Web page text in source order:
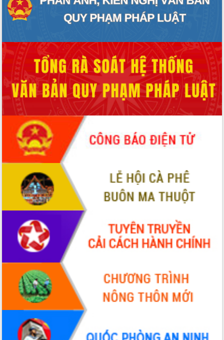
Du lịch Đắk Lắk nâng tầm trải nghiệm
du khách thông qua Hệ thống cơ sở dữ
Tập huấn ứng dụng trí tuệ nhân tạo (AI)
trong thương mại điện tử năm 2026
Đoàn đại biểu Quốc hội tỉnh Đắk Lắk
trao đổi thông tin trước Kỳ họp thứ
nhất, Quốc hội khóa XVI
Quyết liệt cải cách hành chính, khơi
thông nguồn lực phát triển
Nâng cao hiệu lực, hiệu quả HĐND
tỉnh thông qua hiện đại hóa hành chính
Xã Ea Phê gắn cải cách hành chính với
chuyển đổi số
Phó Chủ tịch Thường trực UBND tỉnh
Hồ Thị Nguyên Thảo làm việc tại Trung
tâm Phục vụ hành chính công xã Ea
Xây dựng nền hành chính số đồng
hành cùng nông dân dân, doanh nghiệp
Giai đoạn 2026-2030, Đắk Lắk phấn
đấu có 77% xã đạt chuẩn nông thôn
Chuyển đổi số 'mở đường' cho nông
nghiệp Đắk Lắk tăng trưởng bứt phá
Triển khai đồng bộ đo đạc, lập hồ sơ
địa chính, hoàn thiện cơ sở dữ liệu đất
Ứng dụng sinh trắc học - Bước tiến
trong hành trình chuyển đổi số tại Đắk
Lắk